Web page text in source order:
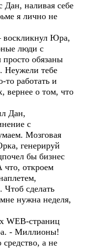
Дан, наливая себе
я лично не
воскликнул Юра,
люди с
обязаны
Неужели тебе
то работать и
вернее о том, что
Дан,
с
Мозговая
генерируй
бы бизнес
что, откроем
Чтоб сделать
нужна неделя,
WEB-страниц
- Миллионы!
а не